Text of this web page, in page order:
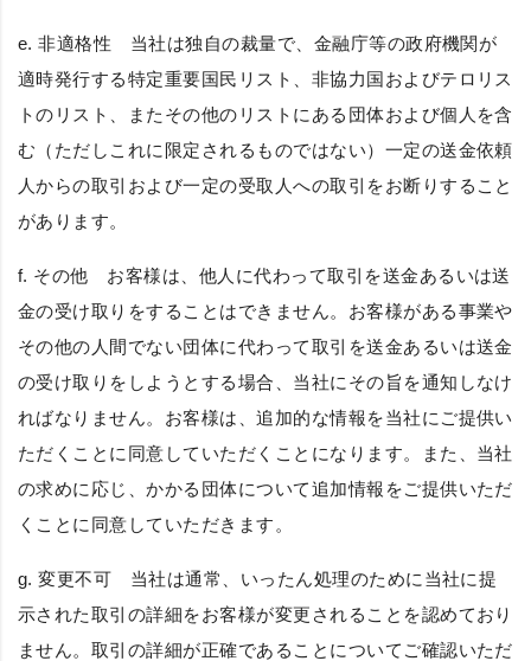
e.非適格性 当社は独自の裁量で、金融庁等の政府機関が
適時発行する特定重要国民リスト、非協力国およびテロリス
トのリスト、またその他のリストにある団体および個人を含
む（ただしこれに限定されるものではない）一定の送金依頼
人からの取引および一定の受取人への取引をお断りすること
があります。
f. その他 お客様は、他人に代わって取引を送金あるいは送
金の受け取りをすることはできません。お客様がある事業や
その他の人間でない団体に代わって取引を送金あるいは送金
の受け取りをしようとする場合、当社にその旨を通知しなけ
ればなりません。お客様は、追加的な情報を当社にご提供い
ただくことに同意していただくことになります。また、当社
の求めに応じ、かかる団体について追加情報をご提供いただ
くことに同意していただきます。
g.変更不可 当社は通常、いったん処理のために当社に提
示された取引の詳細をお客様が変更されることを認めており
ません。取引の詳細が正確であることについてご確認いただ